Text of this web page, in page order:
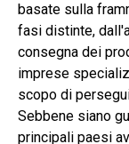
basate sulla
fasi distinte,
consegna dei
imprese
scopo di
Sebbene siano
principali paesi